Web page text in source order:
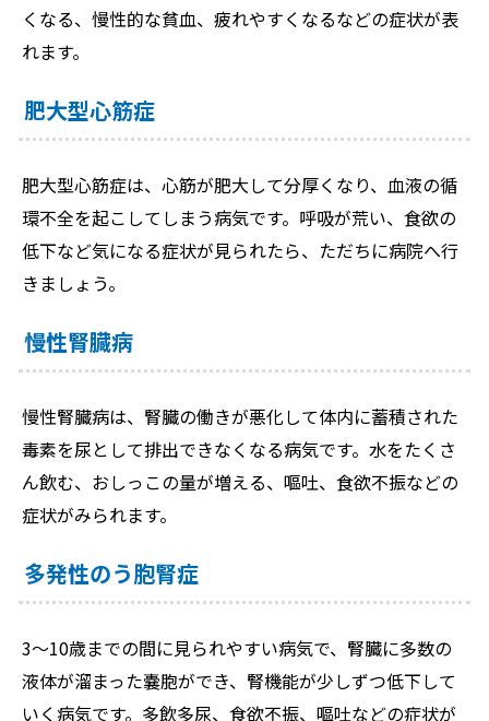
くなる、慢性的な貧血、疲れやすくなるなどの症状が表
れます。
肥大型心筋症
肥大型心筋症は、心筋が肥大して分厚くなり、血液の循
環不全を起こしてしまう病気です。呼吸が荒い、食欲の
低下など気になる症状が見られたら、ただちに病院へ行
きましょう。
慢性腎臓病
慢性腎臓病は、腎臓の働きが悪化して体内に蓄積された
毒素を尿として排出できなくなる病気です。水をたくさ
ん飲む、おしっこの量が増える、嘔吐、食欲不振などの
症状がみられます。
多発性のう胞腎症
3〜10歳までの間に見られやすい病気で、腎臓に多数の
液体が溜まった嚢胞ができ、腎機能が少しずつ低下して
いく病気です。多飲多尿、食欲不振、嘔吐などの症状が